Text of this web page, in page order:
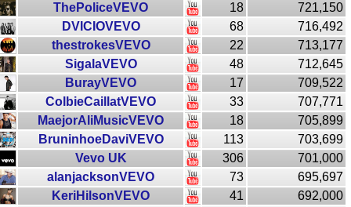
ThePoliceVEVO
18
721,150
DVICIOVEVO
68
716,492
thestrokesVEVO
22
713,177
SigalaVEVO
48
712,645
BurayVEVO
17
709,522
ColbieCaillatVEVO
33
707,771
MaejorAliMusicVEVO
18
705,899
BruninhoeDaviVEVO
113
703,699
Vevo UK
306
701,000
alanjacksonVEVO
73
695,697
KeriHilsonVEVO
41
692,000